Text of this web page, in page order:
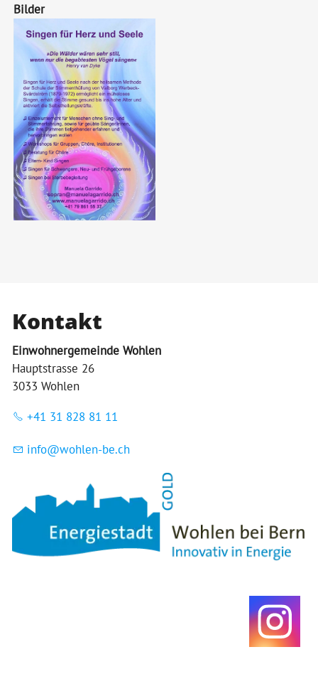
Bilder
Kontakt
Einwohnergemeinde Wohlen
Hauptstrasse 26
3033 Wohlen
+41 31 828 81 11
nf w hl n-b ch